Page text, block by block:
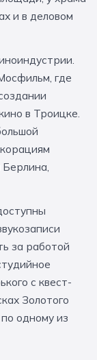
и в деловом
где
в Троицке.
за работой
с квест-
Золотого
одному из